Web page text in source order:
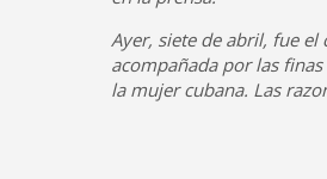
Ayer, siete de abril, fue el
acompañada por las
la mujer cubana. Las